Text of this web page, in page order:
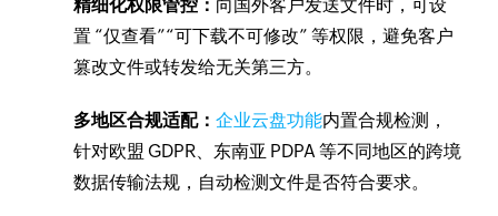
精细化权限管控： 向国外客户发送文件时，可设
置 “仅查看”“可下载不可修改” 等权限，避免客户
篡改文件或转发给无关第三方。
多地区合规适配：企业云盘功能内置合规检测，
针对欧盟 GDPR、东南亚 PDPA 等不同地区的跨境
数据传输法规，自动检测文件是否符合要求。